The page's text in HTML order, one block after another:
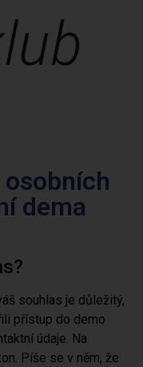
dema
souhlas je důležitý,
přístup do demo
údaje. Na
Píše se v něm, že